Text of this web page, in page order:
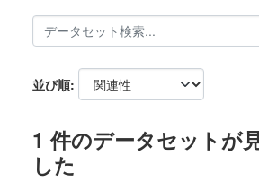
並び順
1 件のデータセットが
した